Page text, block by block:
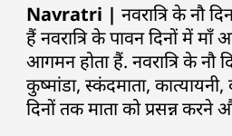
Navratri | नवरात्रि के नौ
हैं नवरात्रि के पावन दिनों में
आगमन होता हैं. नवरात्रि के नौ
कुष्मांडा, स्कंदमाता, कात्यायनी,
दिनों तक माता को प्रसन्न